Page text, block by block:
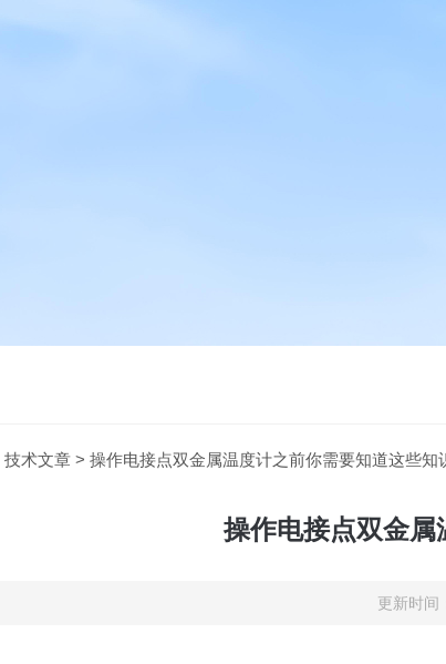
技术文章 > 操作电接点双金属温度计之前你需要知道这些知
操作电接点双金
更新时